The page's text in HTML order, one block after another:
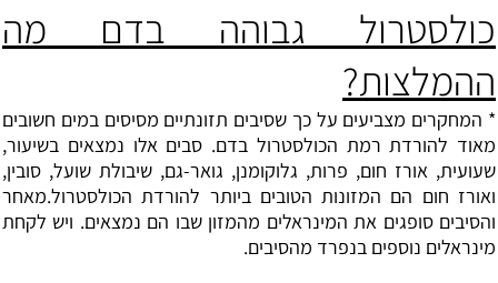
כולסטרול גבוהה בדם מה
ההמלצות?
* המחקרים מצביעים על כך שסיבים תזונתיים מסיסים במים חשובים
מאוד להורדת רמת הכולסטרול בדם. סבים אלו נמצאים בשיעור,
שעועית, אורז חום, פרות, גלוקומנן, גואר-גם, שיבולת שועל, סובין,
ואורז חום הם המזונות הטובים ביותר להורדת הכולסטרול.מאחר
והסיבים סופגים את המינראלים מהמזון שבו הם נמצאים. ויש לקחת
מינראלים נוספים בנפרד מהסיבים.